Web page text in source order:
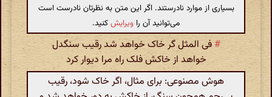
بسیاری از موارد نادرستند. اگر این متن به نظرتان نادرست است
می‌توانید آن را ویرایشکنید.
# فی المثل گر خاک خواهد شد رقیب سنگدل
خواهد از خاکش فلک راه مرا دیوار کرد
هوش مصنوعی: برای مثال، اگر خاک شود، رقیب